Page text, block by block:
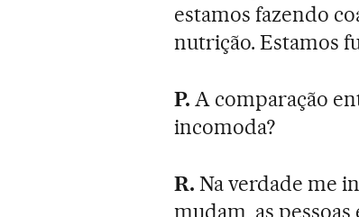
estamos fazendo
nutrição. Estamos
P. A comparação
incomoda?
R. Na verdade me
mudam, as